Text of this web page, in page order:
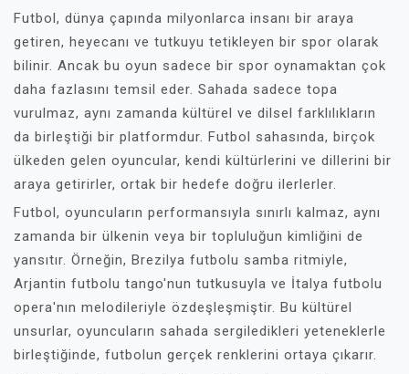
Futbol, dünya çapında milyonlarca insanı bir araya
getiren, heyecanı ve tutkuyu tetikleyen bir spor olarak
bilinir. Ancak bu oyun sadece bir spor oynamaktan çok
daha fazlasını temsil eder. Sahada sadece topa
vurulmaz, aynı zamanda kültürel ve dilsel farklılıkların
da birleştiği bir platformdur. Futbol sahasında, birçok
ülkeden gelen oyuncular, kendi kültürlerini ve dillerini bir
araya getirirler, ortak bir hedefe doğru ilerlerler.
Futbol, oyuncuların performansıyla sınırlı kalmaz, aynı
zamanda bir ülkenin veya bir topluluğun kimliğini de
yansıtır. Örneğin, Brezilya futbolu samba ritmiyle,
Arjantin futbolu tango'nun tutkusuyla ve İtalya futbolu
opera'nın melodileriyle özdeşleşmiştir. Bu kültürel
unsurlar, oyuncuların sahada sergiledikleri yeteneklerle
birleştiğinde, futbolun gerçek renklerini ortaya çıkarır.